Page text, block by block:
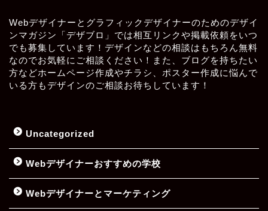
Webデザイナーとグラフィックデザイナーのためのデザイ
ンマガジン「デザブロ」では相互リンクや掲載依頼をいつ
でも募集しています！デザインなどの相談はもちろん無料
なのでお気軽にご相談ください！また、ブログを持ちたい
方などホームページ作成やチラシ、ポスター作成に悩んで
いる方もデザインのご相談お待ちしています！
Uncategorized
Webデザイナーおすすめの学校
Webデザイナーとマーケティング